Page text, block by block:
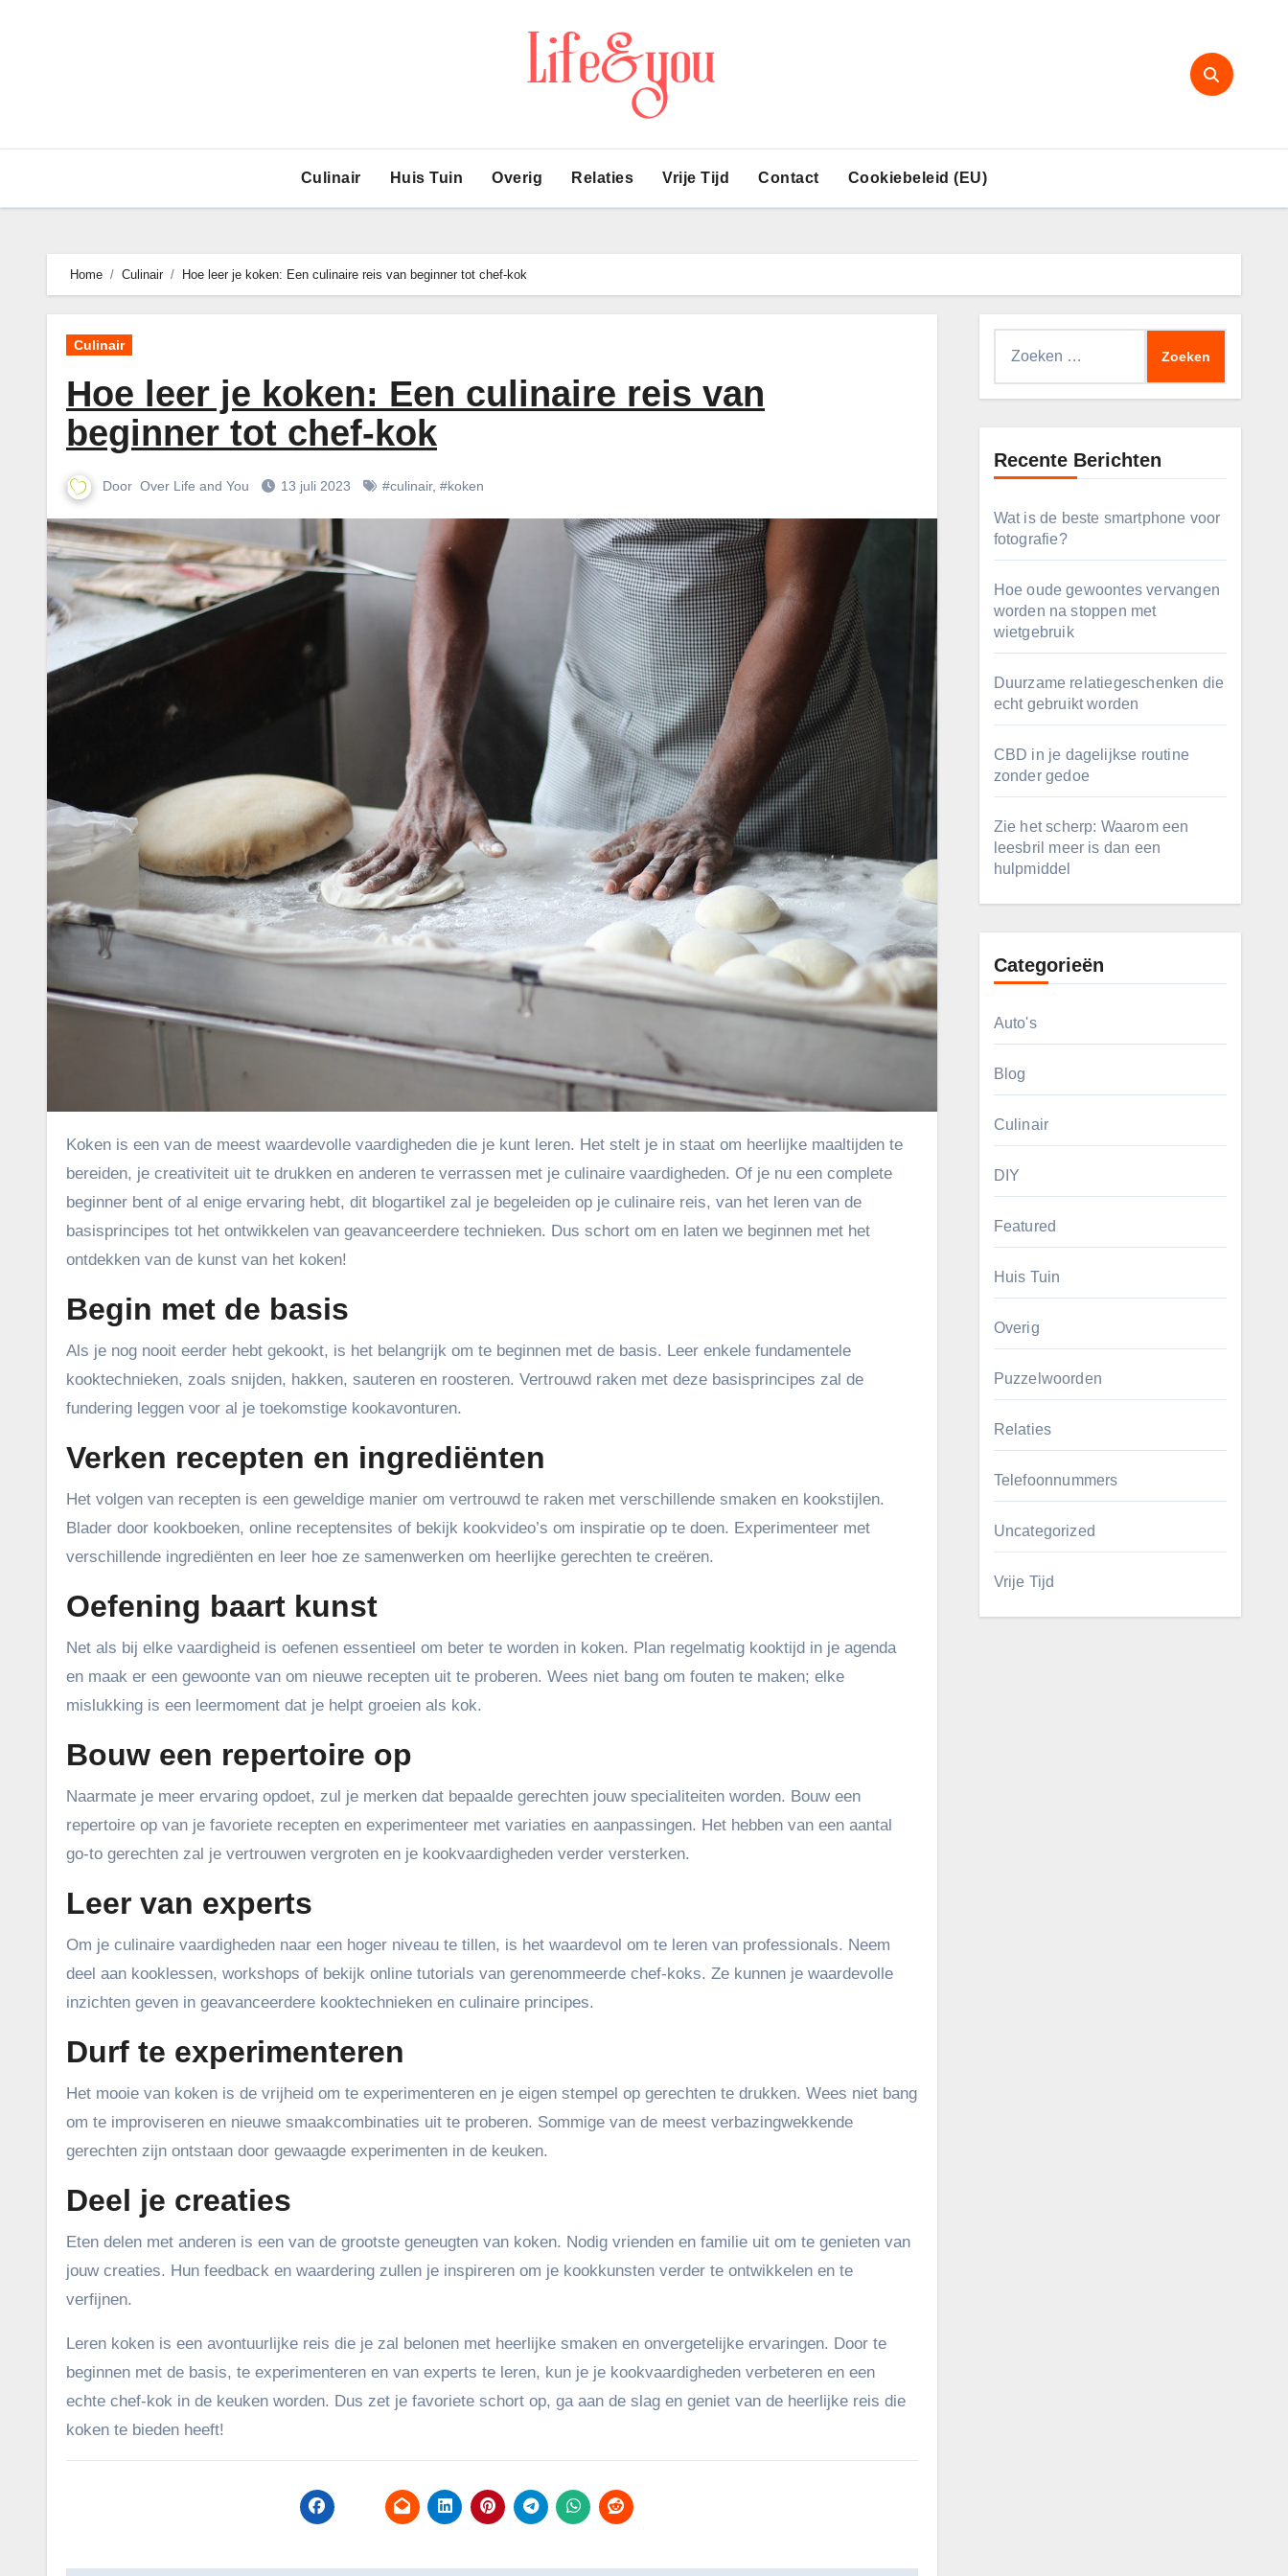
Culinair Huis Tuin Overig Relaties Vrije Tijd Contact Cookiebeleid (EU)
Home Culinair Hoe leer je koken: Een culinaire reis van beginner tot chef-kok
Culinair
Hoe leer je koken: Een culinaire reis van
beginner tot chef-kok
Door Over Life and You 13 juli 2023 #culinair, #koken
Koken is een van de meest waardevolle vaardigheden die je kunt leren. Het stelt je in staat om heerlijke maaltijden te
bereiden, je creativiteit uit te drukken en anderen te verrassen met je culinaire vaardigheden. Of je nu een complete
beginner bent of al enige ervaring hebt, dit blogartikel zal je begeleiden op je culinaire reis, van het leren van de
basisprincipes tot het ontwikkelen van geavanceerdere technieken. Dus schort om en laten we beginnen met het
ontdekken van de kunst van het koken!
Begin met de basis
Als je nog nooit eerder hebt gekookt, is het belangrijk om te beginnen met de basis. Leer enkele fundamentele
kooktechnieken, zoals snijden, hakken, sauteren en roosteren. Vertrouwd raken met deze basisprincipes zal de
fundering leggen voor al je toekomstige kookavonturen.
Verken recepten en ingrediënten
Het volgen van recepten is een geweldige manier om vertrouwd te raken met verschillende smaken en kookstijlen.
Blader door kookboeken, online receptensites of bekijk kookvideo’s om inspiratie op te doen. Experimenteer met
verschillende ingrediënten en leer hoe ze samenwerken om heerlijke gerechten te creëren.
Oefening baart kunst
Net als bij elke vaardigheid is oefenen essentieel om beter te worden in koken. Plan regelmatig kooktijd in je agenda
en maak er een gewoonte van om nieuwe recepten uit te proberen. Wees niet bang om fouten te maken; elke
mislukking is een leermoment dat je helpt groeien als kok.
Bouw een repertoire op
Naarmate je meer ervaring opdoet, zul je merken dat bepaalde gerechten jouw specialiteiten worden. Bouw een
repertoire op van je favoriete recepten en experimenteer met variaties en aanpassingen. Het hebben van een aantal
go-to gerechten zal je vertrouwen vergroten en je kookvaardigheden verder versterken.
Leer van experts
Om je culinaire vaardigheden naar een hoger niveau te tillen, is het waardevol om te leren van professionals. Neem
deel aan kooklessen, workshops of bekijk online tutorials van gerenommeerde chef-koks. Ze kunnen je waardevolle
inzichten geven in geavanceerdere kooktechnieken en culinaire principes.
Durf te experimenteren
Het mooie van koken is de vrijheid om te experimenteren en je eigen stempel op gerechten te drukken. Wees niet bang
om te improviseren en nieuwe smaakcombinaties uit te proberen. Sommige van de meest verbazingwekkende
gerechten zijn ontstaan door gewaagde experimenten in de keuken.
Deel je creaties
Eten delen met anderen is een van de grootste geneugten van koken. Nodig vrienden en familie uit om te genieten van
jouw creaties. Hun feedback en waardering zullen je inspireren om je kookkunsten verder te ontwikkelen en te
verfijnen.
Leren koken is een avontuurlijke reis die je zal belonen met heerlijke smaken en onvergetelijke ervaringen. Door te
beginnen met de basis, te experimenteren en van experts te leren, kun je je kookvaardigheden verbeteren en een
echte chef-kok in de keuken worden. Dus zet je favoriete schort op, ga aan de slag en geniet van de heerlijke reis die
koken te bieden heeft!
Recente Berichten
Wat is de beste smartphone voor
fotografie?
Hoe oude gewoontes vervangen
worden na stoppen met
wietgebruik
Duurzame relatiegeschenken die
echt gebruikt worden
CBD in je dagelijkse routine
zonder gedoe
Zie het scherp: Waarom een
leesbril meer is dan een
hulpmiddel
Categorieën
Auto's
Blog
Culinair
DIY
Featured
Huis Tuin
Overig
Puzzelwoorden
Relaties
Telefoonnummers
Uncategorized
Vrije Tijd